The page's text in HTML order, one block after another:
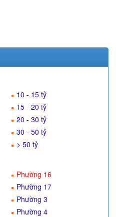
10 - 15 tỷ
15 - 20 tỷ
20 - 30 tỷ
30 - 50 tỷ
> 50 tỷ
Phường 16
Phường 17
Phường 3
Phường 4